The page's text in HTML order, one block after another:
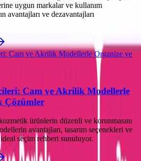
uygun markalar ve kullanım
avantajları ve dezavantajları
Cam ve Akrilik Modellerle
Çözümler
ürünlerin düzenli ve korunmasını
avantajları, tasarım seçenekleri ve
seçim rehberi sunuluyor.